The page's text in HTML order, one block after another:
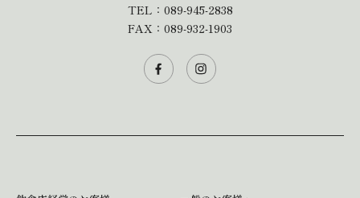
TEL： 089-945-2838
FAX：089-932-1903